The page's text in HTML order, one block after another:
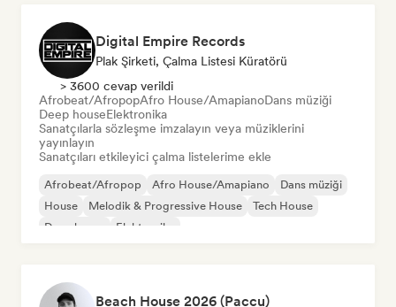
Digital Empire Records
Plak Şirketi, Çalma Listesi Küratörü
> 3600 cevap verildi
Afrobeat/AfropopAfro House/AmapianoDans müziği
Deep houseElektronika
Sanatçılarla sözleşme imzalayın veya müziklerini
yayınlayın
Sanatçıları etkileyici çalma listelerime ekle
Afrobeat/Afropop Afro House/Amapiano
Dans müziği
House
Melodik & Progressive House
Tech House
Deep house
Elektronika
Beach House 2026 (Paccu)